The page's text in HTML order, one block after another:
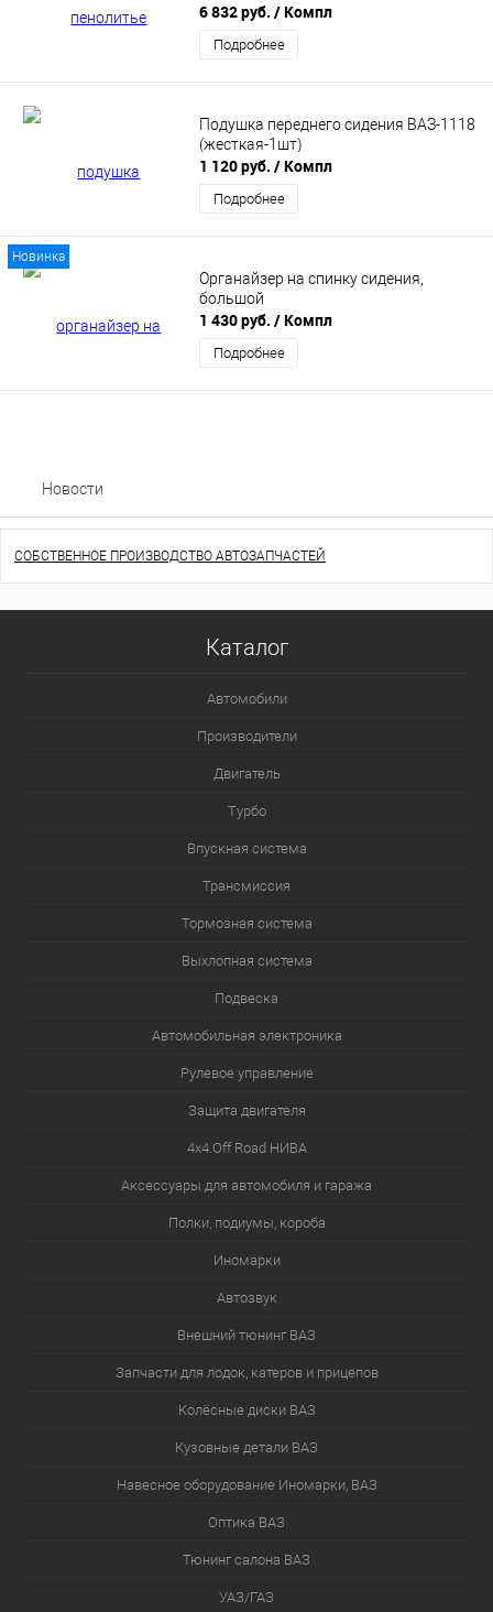
6 832 руб. / Компл
Подробнее
Подушка переднего сидения ВАЗ-1118
(жесткая-1шт)
1 120 руб. / Компл
Подробнее
Новинка
Органайзер на спинку сидения,
большой
1 430 руб. / Компл
Подробнее
Новости
СОБСТВЕННОЕ ПРОИЗВОДСТВО АВТОЗАПЧАСТЕЙ
Каталог
Автомобили
Производители
Двигатель
Турбо
Впускная система
Трансмиссия
Тормозная система
Выхлопная система
Подвеска
Автомобильная электроника
Рулевое управление
Защита двигателя
4х4.Off Road НИВА
Аксессуары для автомобиля и гаража
Полки, подиумы, короба
Иномарки
Автозвук
Внешний тюнинг ВАЗ
Запчасти для лодок, катеров и прицепов
Колёсные диски ВАЗ
Кузовные детали ВАЗ
Навесное оборудование Иномарки, ВАЗ
Оптика ВАЗ
Тюнинг салона ВАЗ
УАЗ/ГАЗ